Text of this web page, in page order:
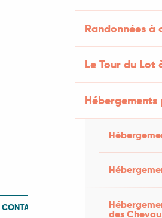
Randonnées
Le Tour du Lot
des
CONTACTEZ-NOUS